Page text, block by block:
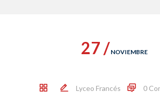
27 / NOVIEMBRE
Lyceo Francés 0